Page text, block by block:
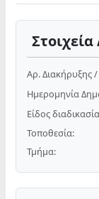
Αρ. Διακήρυξης
Ημερομηνία
Είδος
Τοποθεσία:
Τμήμα: